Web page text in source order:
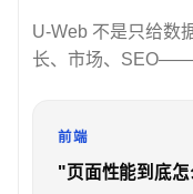
U-Web 不是只给数
长、市场、SEO——
前端
"页面性能到底